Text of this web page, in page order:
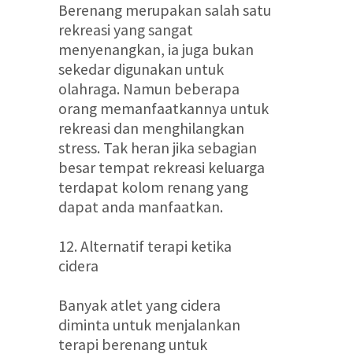
Berenang merupakan salah satu
rekreasi yang sangat
menyenangkan, ia juga bukan
sekedar digunakan untuk
olahraga. Namun beberapa
orang memanfaatkannya untuk
rekreasi dan menghilangkan
stress. Tak heran jika sebagian
besar tempat rekreasi keluarga
terdapat kolom renang yang
dapat anda manfaatkan.
12. Alternatif terapi ketika
cidera
Banyak atlet yang cidera
diminta untuk menjalankan
terapi berenang untuk